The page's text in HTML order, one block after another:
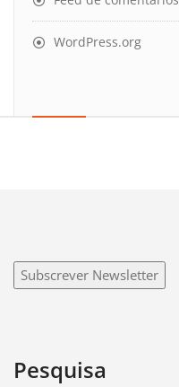
WordPress.org
Subscrever Newsletter
Pesquisa